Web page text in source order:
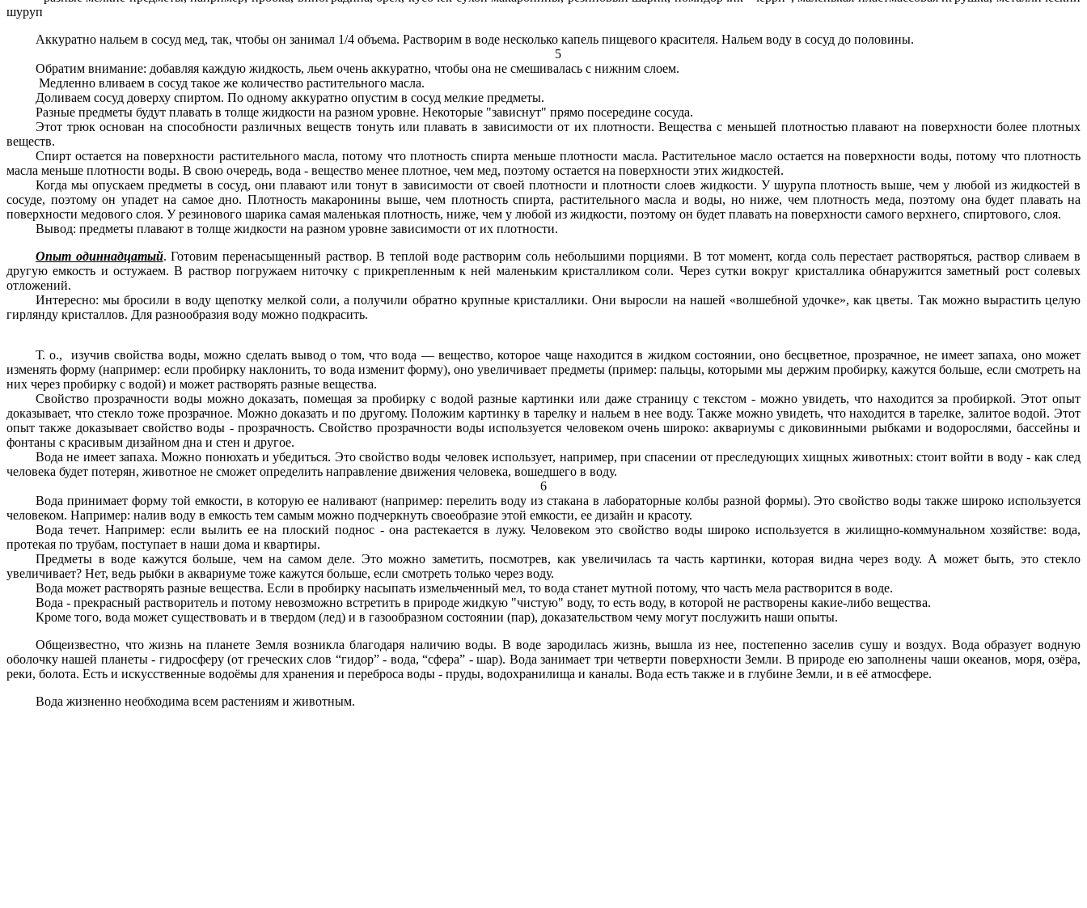
шуруп
Аккуратно нальем в сосуд мед, так, чтобы он занимал 1/4 объема. Растворим в воде несколько капель пищевого красителя. Нальем воду в сосуд до половины.
5
Обратим внимание: добавляя каждую жидкость, льем очень аккуратно, чтобы она не смешивалась с нижним слоем.
Медленно вливаем в сосуд такое же количество растительного масла.
Доливаем сосуд доверху спиртом. По одному аккуратно опустим в сосуд мелкие предметы.
Разные предметы будут плавать в толще жидкости на разном уровне. Некоторые "зависнут" прямо посередине сосуда.
Этот трюк основан на способности различных веществ тонуть или плавать в зависимости от их плотности. Вещества с меньшей плотностью плавают на поверхности более плотных
веществ.
Спирт остается на поверхности растительного масла, потому что плотность спирта меньше плотности масла. Растительное масло остается на поверхности воды, потому что плотность
масла меньше плотности воды. В свою очередь, вода - вещество менее плотное, чем мед, поэтому остается на поверхности этих жидкостей.
Когда мы опускаем предметы в сосуд, они плавают или тонут в зависимости от своей плотности и плотности слоев жидкости. У шурупа плотность выше, чем у любой из жидкостей в
сосуде, поэтому он упадет на самое дно. Плотность макаронины выше, чем плотность спирта, растительного масла и воды, но ниже, чем плотность меда, поэтому она будет плавать на
поверхности медового слоя. У резинового шарика самая маленькая плотность, ниже, чем у любой из жидкости, поэтому он будет плавать на поверхности самого верхнего, спиртового, слоя.
Вывод: предметы плавают в толще жидкости на разном уровне зависимости от их плотности.
Опыт одиннадцатый. Готовим перенасыщенный раствор. В теплой воде растворим соль небольшими порциями. В тот момент, когда соль перестает растворяться, раствор сливаем в
другую емкость и остужаем. В раствор погружаем ниточку с прикрепленным к ней маленьким кристалликом соли. Через сутки вокруг кристаллика обнаружится заметный рост солевых
отложений.
Интересно: мы бросили в воду щепотку мелкой соли, а получили обратно крупные кристаллики. Они выросли на нашей «волшебной удочке», как цветы. Так можно вырастить целую
гирлянду кристаллов. Для разнообразия воду можно подкрасить.
Т. о., изучив свойства воды, можно сделать вывод о том, что вода — вещество, которое чаще находится в жидком состоянии, оно бесцветное, прозрачное, не имеет запаха, оно может
изменять форму (например: если пробирку наклонить, то вода изменит форму), оно увеличивает предметы (пример: пальцы, которыми мы держим пробирку, кажутся больше, если смотреть на
них через пробирку с водой) и может растворять разные вещества.
Свойство прозрачности воды можно доказать, помещая за пробирку с водой разные картинки или даже страницу с текстом - можно увидеть, что находится за пробиркой. Этот опыт
доказывает, что стекло тоже прозрачное. Можно доказать и по другому. Положим картинку в тарелку и нальем в нее воду. Также можно увидеть, что находится в тарелке, залитое водой. Этот
опыт также доказывает свойство воды - прозрачность. Свойство прозрачности воды используется человеком очень широко: аквариумы с диковинными рыбками и водорослями, бассейны и
фонтаны с красивым дизайном дна и стен и другое.
Вода не имеет запаха. Можно понюхать и убедиться. Это свойство воды человек использует, например, при спасении от преследующих хищных животных: стоит войти в воду - как след
человека будет потерян, животное не сможет определить направление движения человека, вошедшего в воду.
6
Вода принимает форму той емкости, в которую ее наливают (например: перелить воду из стакана в лабораторные колбы разной формы). Это свойство воды также широко используется
человеком. Например: налив воду в емкость тем самым можно подчеркнуть своеобразие этой емкости, ее дизайн и красоту.
Вода течет. Например: если вылить ее на плоский поднос - она растекается в лужу. Человеком это свойство воды широко используется в жилищно-коммунальном хозяйстве: вода,
протекая по трубам, поступает в наши дома и квартиры.
Предметы в воде кажутся больше, чем на самом деле. Это можно заметить, посмотрев, как увеличилась та часть картинки, которая видна через воду. А может быть, это стекло
увеличивает? Нет, ведь рыбки в аквариуме тоже кажутся больше, если смотреть только через воду.
Вода может растворять разные вещества. Если в пробирку насыпать измельченный мел, то вода станет мутной потому, что часть мела растворится в воде.
Вода - прекрасный растворитель и потому невозможно встретить в природе жидкую "чистую" воду, то есть воду, в которой не растворены какие-либо вещества.
Кроме того, вода может существовать и в твердом (лед) и в газообразном состоянии (пар), доказательством чему могут послужить наши опыты.
Общеизвестно, что жизнь на планете Земля возникла благодаря наличию воды. В воде зародилась жизнь, вышла из нее, постепенно заселив сушу и воздух. Вода образует водную
оболочку нашей планеты - гидросферу (от греческих слов “гидор” - вода, “сфера” - шар). Вода занимает три четверти поверхности Земли. В природе ею заполнены чаши океанов, моря, озёра,
реки, болота. Есть и искусственные водоёмы для хранения и переброса воды - пруды, водохранилища и каналы. Вода есть также и в глубине Земли, и в её атмосфере.
Вода жизненно необходима всем растениям и животным.